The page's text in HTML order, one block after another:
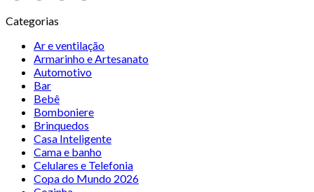
Categorias
Ar e ventilação
Armarinho e Artesanato
Automotivo
Bar
Bebê
Bomboniere
Brinquedos
Casa Inteligente
Cama e banho
Celulares e Telefonia
Copa do Mundo 2026